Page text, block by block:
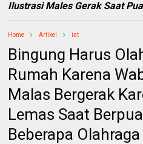
Ilustrasi Males Gerak Saat
Home Artikel iat
Bingung Harus
Rumah Karena
Malas Bergerak
Lemas Saat
Beberapa